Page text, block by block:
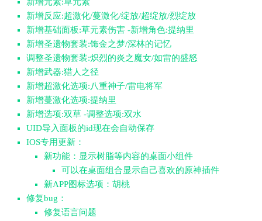
新增反应:超激化/蔓激化/绽放/超绽放/烈绽放
新增基础面板:草元素伤害 -新增角色:提纳里
新增圣遗物套装:饰金之梦/深林的记忆
调整圣遗物套装:炽烈的炎之魔女/如雷的盛怒
新增武器:猎人之径
新增超激化选项:八重神子/雷电将军
新增蔓激化选项:提纳里
新增选项:双草 -调整选项:双水
UID导入面板的id现在会自动保存
IOS专用更新：
新功能：显示树脂等内容的桌面小组件
可以在桌面组合显示自己喜欢的原神插件
新APP图标选项：胡桃
修复bug：
修复语言问题